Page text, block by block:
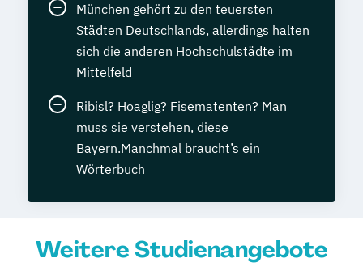
München gehört zu den teuersten
Städten Deutschlands, allerdings halten
sich die anderen Hochschulstädte im
Mittelfeld
Ribisl? Hoaglig? Fisematenten? Man
muss sie verstehen, diese
Bayern.Manchmal braucht’s ein
Wörterbuch
Weitere Studienangebote